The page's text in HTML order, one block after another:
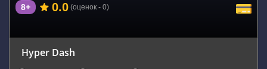
8+ 0.0 (оценок - 0)
Hyper Dash